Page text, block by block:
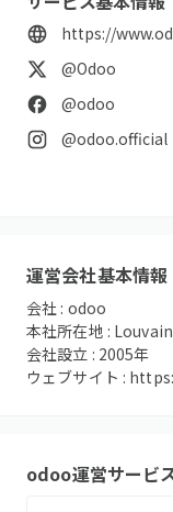
https://
@Odoo
@odoo
@odoo.official
運営会社基本情報
会社 : odoo
本社所在地 :
会社設立 : 2005年
ウェブサイト :
odoo運営サービ